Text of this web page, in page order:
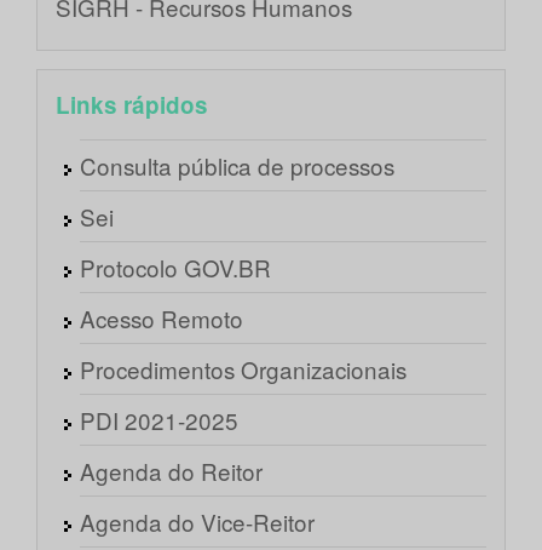
SIGRH - Recursos Humanos
Links rápidos
Consulta pública de processos
Sei
Protocolo GOV.BR
Acesso Remoto
Procedimentos Organizacionais
PDI 2021-2025
Agenda do Reitor
Agenda do Vice-Reitor